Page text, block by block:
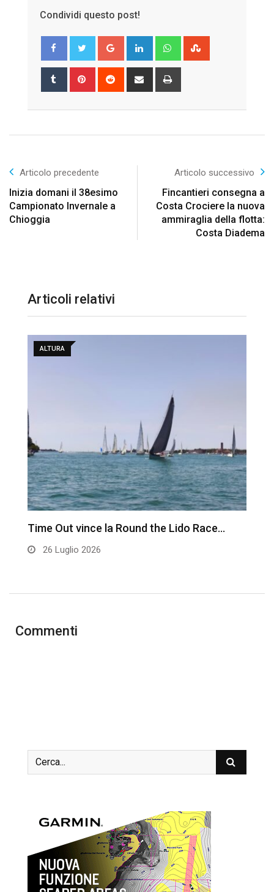
Condividi questo post!
Google+ LinkedIn Whatsapp
Tumblr Pinterest Reddit
Share
Articolo precedente
Inizia domani il 38esimo
Campionato Invernale a
Chioggia
Articolo successivo
Fincantieri consegna a
Costa Crociere la nuova
ammiraglia della flotta:
Costa Diadema
Articoli relativi
ALTURA
Time Out vince la Round the Lido Race…
26 Luglio 2026
Commenti